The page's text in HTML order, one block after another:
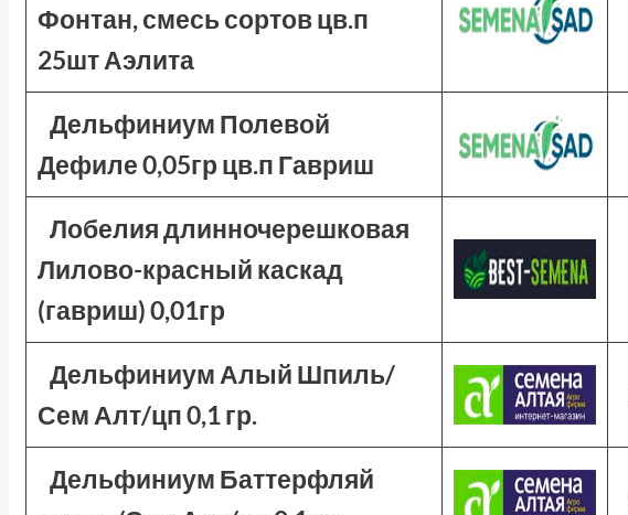
Фонтан, смесь сортов цв.п
25шт Аэлита
Дельфиниум Полевой
Дефиле 0,05гр цв.п Гавриш
Лобелия длинночерешковая
Лилово-красный каскад
(гавриш) 0,01гр
Дельфиниум Алый Шпиль/
Сем Алт/цп 0,1 гр.
Дельфиниум Баттерфляй